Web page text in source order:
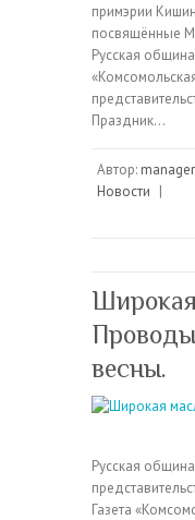
примэрии
посвящённые
Русская
Праздник…
Автор:
Новости |
весны.
Русская
Газета